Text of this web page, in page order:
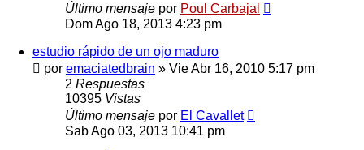
Último mensaje por Poul Carbajal
Dom Ago 18, 2013 4:23 pm
estudio rápido de un ojo maduro
por emaciatedbrain » Vie Abr 16, 2010 5:17 pm
2 Respuestas
10395 Vistas
Último mensaje por El Cavallet
Sab Ago 03, 2013 10:41 pm